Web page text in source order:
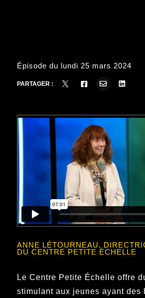
Épisode du lundi 25 mars 2024
PARTAGER :
ANNE LÉTOURNEAU,
DU CENTRE PETITE ÉCHELLE
Le Centre Petite Échelle offre
stimulant aux jeunes ayant des